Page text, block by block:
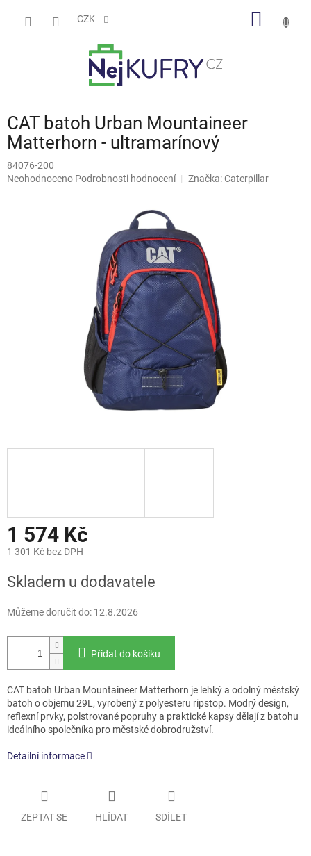
CZK
CAT batoh Urban Mountaineer
Matterhorn - ultramarínový
84076-200
Průměrné
Neohodnoceno Podrobnosti hodnocení Značka:Caterpillar
1 574 Kč
1 301 Kč bez DPH
cena:
Skladem u dodavatele
Můžeme doručit do: 12.8.2026
Přidat do košíku
CAT batoh Urban Mountaineer Matterhorn je lehký a odolný městský
batoh o objemu 29L, vyrobený z polyesteru ripstop. Modrý design,
reflexní prvky, polstrované popruhy a praktické kapsy dělají z batohu
ideálního společníka pro městské dobrodružství.
Detailní informace
ZEPTAT SE HLÍDAT SDÍLET